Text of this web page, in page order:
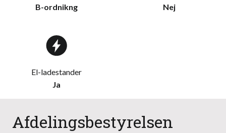
B-ordnikng
Nej
El-ladestander
Ja
Afdelingsbestyrelsen